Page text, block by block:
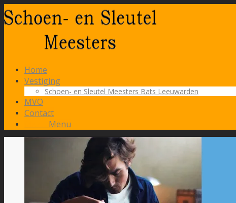
Home
Vestiging
Schoen- en Sleutel Meesters Bats Leeuwarden
MVO
Contact
Menu